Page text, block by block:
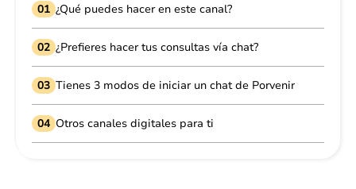
01 ¿Qué puedes hacer en este canal?
02 ¿Prefieres hacer tus consultas vía chat?
03 Tienes 3 modos de iniciar un chat de Porvenir
04 Otros canales digitales para ti